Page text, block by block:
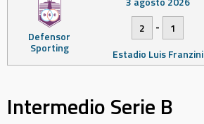
Defensor
Sporting
2
-
1
Estadio Luis Franzini
Intermedio Serie B